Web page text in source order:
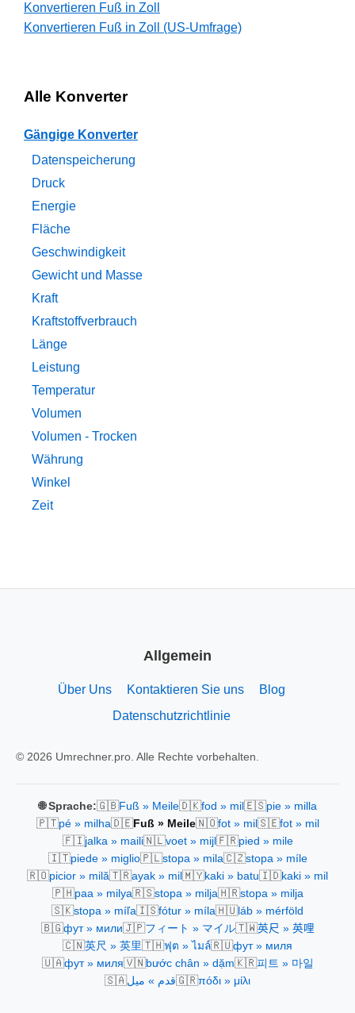
Konvertieren Fuß in Zoll
Konvertieren Fuß in Zoll (US-Umfrage)
Alle Konverter
Gängige Konverter
Datenspeicherung
Druck
Energie
Fläche
Geschwindigkeit
Gewicht und Masse
Kraft
Kraftstoffverbrauch
Länge
Leistung
Temperatur
Volumen
Volumen - Trocken
Währung
Winkel
Zeit
Allgemein
Über Uns Kontaktieren Sie uns
Blog
Datenschutzrichtlinie
© 2026 Umrechner.pro. Alle Rechte vorbehalten.
🌐 Sprache:🇬🇧Fuß » Meile🇩🇰fod » mil🇪🇸pie » milla
🇵🇹pé » milha🇩🇪Fuß » Meile🇳🇴fot » mil🇸🇪fot » mil
🇫🇮jalka » maili🇳🇱voet » mijl🇫🇷pied » mile
🇮🇹piede » miglio🇵🇱stopa » mila🇨🇿stopa » míle
🇷🇴picior » milă🇹🇷ayak » mil 🇲🇾kaki » batu🇮🇩kaki » mil
🇵🇭paa » milya🇷🇸stopa » milja🇭🇷stopa » milja
🇸🇰stopa » míľa🇮🇸fótur » míla🇭🇺láb » mérföld
🇧🇬фут » мили🇯🇵フィート » マイル🇹🇼英尺 » 英哩
🇨🇳英尺 » 英里🇹🇭ฟุต » ไมล์🇷🇺фут » миля
🇺🇦фут » миля🇻🇳bước chân » dặm🇰🇷피트 » 마일
🇸🇦قدم » ميل🇬🇷πόδι » μίλι